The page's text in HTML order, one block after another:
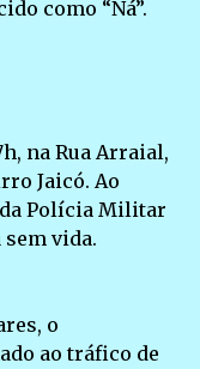
como “Ná”.
na Rua Arraial,
Jaicó. Ao
Polícia Militar
vida.
o
ao tráfico de